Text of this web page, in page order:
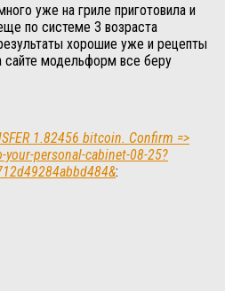
уже на гриле приготовила и
по системе 3 возраста
хорошие уже и рецепты
сайте модельформ все беру
1.82456 bitcoin. Confirm =>
personal-cabinet-08-25?
: